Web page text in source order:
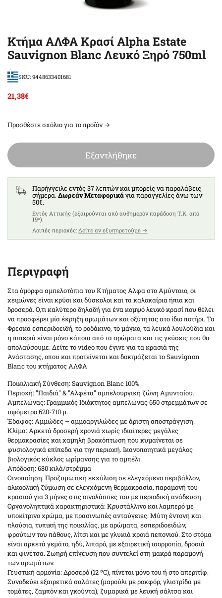
Κτήμα ΑΛΦΑ Κρασί Alpha Estate
Sauvignon Blanc Λευκό Ξηρό 750ml
SKU: 9448633401681
21,38€
Προσθέστε σχόλιο για το προϊόν →
Εξαντλήθηκε
Παρήγγειλε εντός 37 λεπτών και μπορείς να παραλάβεις
σήμερα.Δωρεάν Μεταφορικάγια παραγγελίες άνω των
50€.
Eντός Αττικής (εξαιρούνται από αυθημερόν παράδοση T.K. από
19*).
Λοιπές περιοχές: Δείτε αν εξυπηρετούμε →
Περιγραφή
Στα όμορφα αμπελοτόπια του Κτήματος Άλφα στο Αμύνταιο, οι
χειμώνες είναι κρύοι και δύσκολοι και τα καλοκαίρια ήπια και
δροσερά. Ό,τι καλύτερο δηλαδή για ένα κομψό λευκό κρασί που θέλει
να προσφέρει μία έκρηξη αρωμάτων και οξύτητας στο ίδιο ποτήρι. Τα
Φρεσκα εσπεριδοειδή, το ροδάκινο, το μάγκο, τα λευκά λουλούδια και
η πιπεριά είναι μόνο κάποια από τα αρώματα και τις γεύσεις που θα
απολαύσουμε. Δείτε το video που έγινε για τα κρασιά της
Ανάστασης, οπου και προτείνεται και δοκιμάζεται το Sauvignon
Blanc του κτήματος ΑΛΦΑ
Ποικιλιακή Σύνθεση:Sauvignon Blanc 100%
Περιοχή: "Παιδιά" & "Αλφέτα" αμπελουργική ζώνη Αμυνταίου.
Αμπελώνας:Γραμμικός Ιδιόκτητος αμπελώνας 650 στρεμμάτων σε
υψόμετρο 620-710 μ.
Έδαφος:Αμμώδες – αμμοαργιλώδες με άριστη αποστράγγιση.
Κλίμα:Αρκετά δροσερή χρονιά χωρίς ιδιαίτερες μεγάλες
θερμοκρασίες και χαμηλή βροχόπτωση που κυμαίνεται σε
φυσιολογικά επίπεδα για την περιοχή. Ικανοποιητικά μεγάλος
βιολογικός κύκλος ωρίμανσης για το αμπέλι.
Απόδοση:680 κιλά/στρέμμα
Οινοποίηση:Προζυμωτική εκχύλιση σε ελεγχόμενο περιβάλλον,
αλκοολική ζύμωση σε ελεγχόμενη θερμοκρασία, παραμονή του
κρασιού για 3 μήνες στις οινολάσπες του με περιοδική ανάδευση.
Οργανοληπτικά χαρακτηριστικά:Κρυστάλλινο και λαμπερό με
υποκίτρινο χρώμα, με πρασινωπές ανταύγειες. Μύτη έντονη και
πλούσια, τυπική της ποικιλίας, με αρώματα, εσπεριδοειδών,
φρούτων του πάθους, λίτσι και με γλυκιά χροιά πεπονιού. Στο στόμα
είναι αρκετά γεμάτο, ηδύ, λιπαρό, με εξαιρετική ισορροπία, δροσιά
και φινέτσα. Ζωηρή επίγευση που συντελεί στη μακρά παραμονή
των αρωμάτων.
Γευστική αρμονία:Δροσερό (12 ºC), πίνεται μόνο του ή στο απεριτίφ.
Συνοδεύει εξαιρετικά σαλάτες (μαρούλι με ροκφόρ, γλιστρίδα με
τομάτες, ζαμπόν και γκούντα), ζυμαρικά με λευκή σάλτσα και